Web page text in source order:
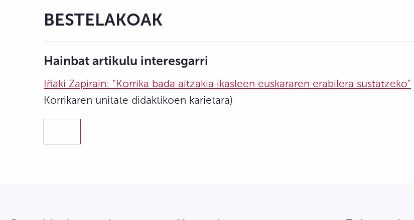
BESTELAKOAK
Hainbat artikulu interesgarri
Iñaki Zapirain: “Korrika bada aitzakia ikasleen euskararen erabilera sustatzeko”
Korrikaren unitate didaktikoen karietara)